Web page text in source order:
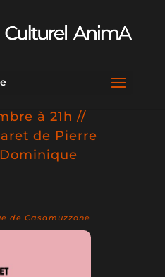
à 21h //
de Pierre
de Casamuzzone